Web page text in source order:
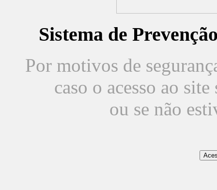
Sistema de
Por motivos de
caso o acesso ao
ou se não